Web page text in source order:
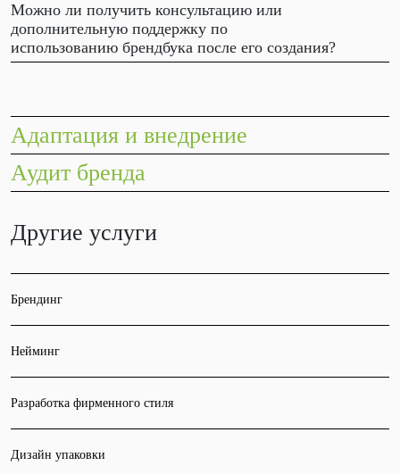
Можно ли получить консультацию или
дополнительную поддержку по
использованию брендбука после его создания?
Адаптация и внедрение
Аудит бренда
Другие услуги
Брендинг
Нейминг
Разработка фирменного стиля
Дизайн упаковки